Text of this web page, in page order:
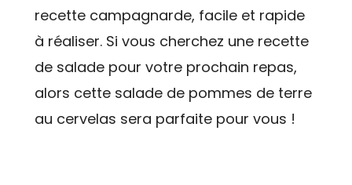
recette campagnarde, facile et rapide
à réaliser. Si vous cherchez une recette
de salade pour votre prochain repas,
alors cette salade de pommes de terre
au cervelas sera parfaite pour vous !